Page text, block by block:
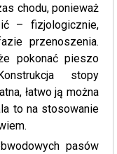
chodu, ponieważ
– fizjologicznie,
przenoszenia.
pokonać pieszo
stopy
łatwo ją można
to na stosowanie
pasów